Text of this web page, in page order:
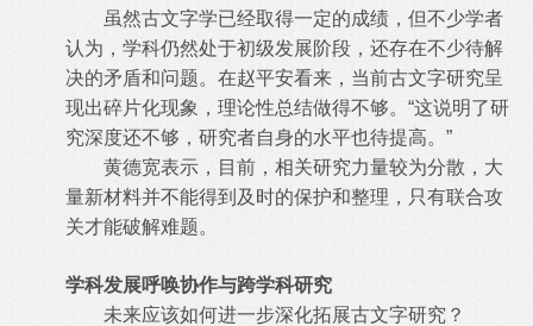
虽然古文字学已经取得一定的成绩，但不少学者
认为，学科仍然处于初级发展阶段，还存在不少待解
决的矛盾和问题。在赵平安看来，当前古文字研究呈
现出碎片化现象，理论性总结做得不够。“这说明了研
究深度还不够，研究者自身的水平也待提高。”
黄德宽表示，目前，相关研究力量较为分散，大
量新材料并不能得到及时的保护和整理，只有联合攻
关才能破解难题。
学科发展呼唤协作与跨学科研究
未来应该如何进一步深化拓展古文字研究？